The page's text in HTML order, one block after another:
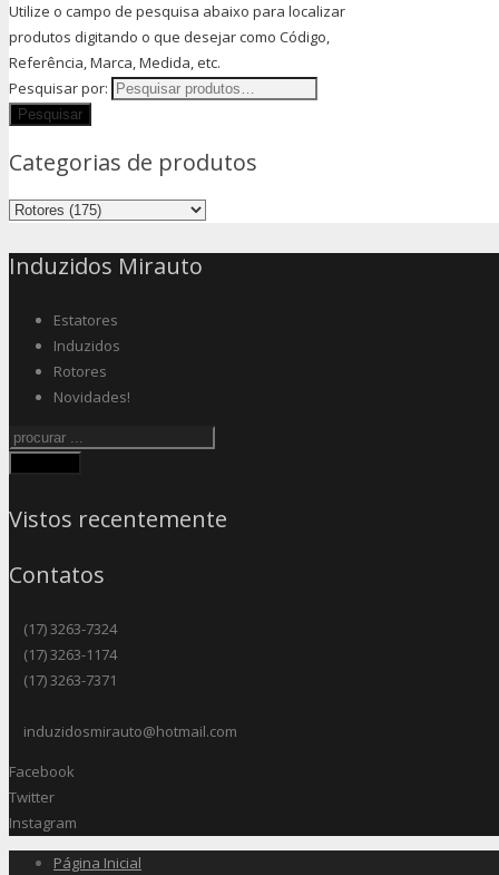
Utilize o campo de pesquisa abaixo para localizar
produtos digitando o que desejar como Código,
Referência, Marca, Medida, etc.
Pesquisar por:
Categorias de produtos
Induzidos Mirauto
Estatores
Induzidos
Rotores
Novidades!
Vistos recentemente
Contatos
(17) 3263-7324
(17) 3263-1174
(17) 3263-7371
induzidosmirauto@hotmail.com
Facebook
Twitter
Instagram
Página Inicial